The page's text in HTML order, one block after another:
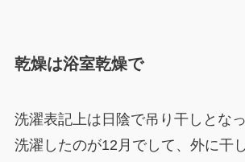
乾燥は浴室乾燥で
洗濯表記上は日陰で吊り干しとな
洗濯したのが12月でして、外に干